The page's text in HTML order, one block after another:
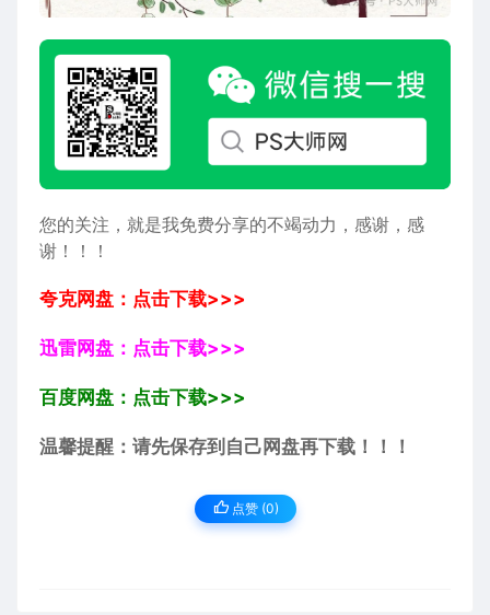
您的关注，就是我免费分享的不竭动力，感谢，感
谢！！！
夸克网盘：点击下载>>>
迅雷网盘：点击下载>>>
百度网盘：点击下载>>>
温馨提醒：请先保存到自己网盘再下载！！！
点赞 (0)